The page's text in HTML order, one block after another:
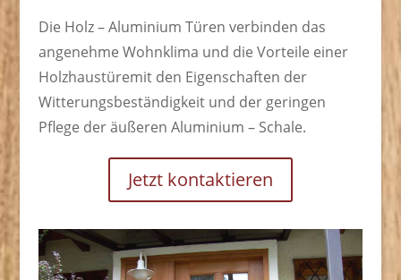
Die Holz – Aluminium Türen verbinden das
angenehme Wohnklima und die Vorteile einer
Holzhaustüremit den Eigenschaften der
Witterungsbeständigkeit und der geringen
Pflege der äußeren Aluminium – Schale.
Jetzt kontaktieren